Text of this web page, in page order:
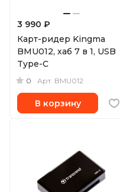
3 990 ₽
Карт-ридер Kingma
BMU012, хаб 7 в 1, USB
Type-C
0 Арт. BMU012
В корзину